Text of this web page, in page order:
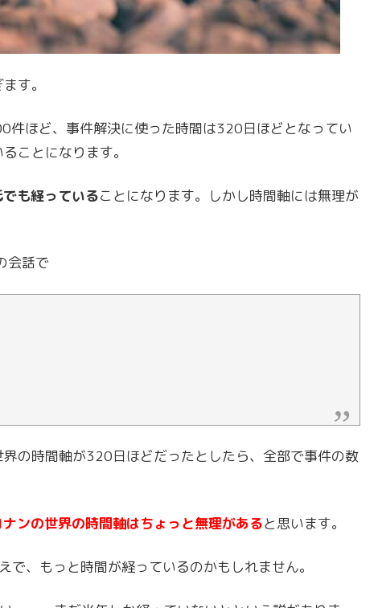
す。
ほど、事件解決に使った時間は320日ほどとなってい
ことになります。
も経っていることになります。しかし時間軸には無理が
会話で
の時間軸が320日ほどだったとしたら、全部で事件の数
ンの世界の時間軸はちょっと無理があると思います。
、もっと時間が経っているのかもしれません。